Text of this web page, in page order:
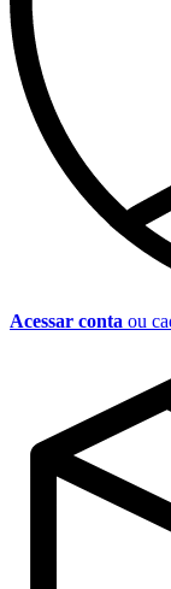
Acessar conta ou